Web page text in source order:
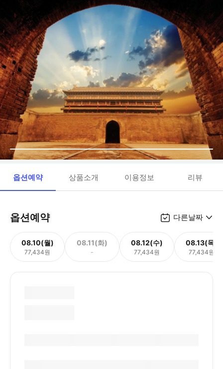
옵션예약 상품소개 이용정보 리뷰
옵션예약 다른날짜
08.10(월)
77,434원
08.11(화)
-
08.12(수)
77,434원
08.13(목)
77,434원